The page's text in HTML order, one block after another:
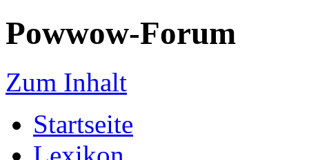
Powwow-Forum
Zum Inhalt
Startseite